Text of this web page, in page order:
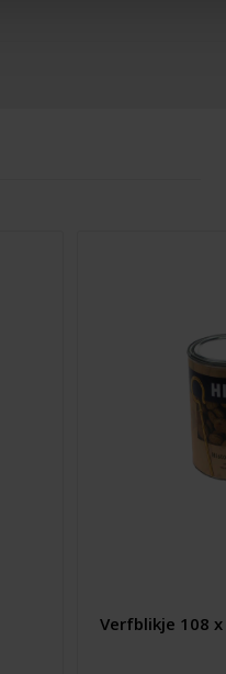
Verfblikje 108